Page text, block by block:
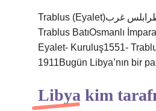
Trablus (Eyalet)ولايت طرابلس غرب‎ Vilayet-i
Trablus BatıOsmanlı
Eyalet- Kuruluş1551-
1911Bugün Libya’nın bir
Libya kim